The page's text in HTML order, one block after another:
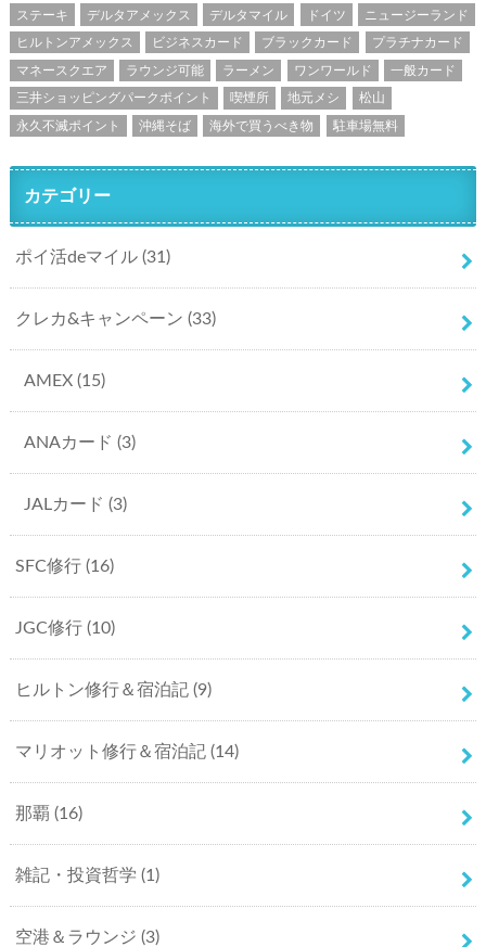
ステーキ デルタアメックス デルタマイル ドイツ ニュージーランド
ヒルトンアメックス ビジネスカード ブラックカード プラチナカード
マネースクエア ラウンジ可能 ラーメン ワンワールド 一般カード
三井ショッピングパークポイント 喫煙所 地元メシ 松山
永久不滅ポイント 沖縄そば 海外で買うべき物 駐車場無料
カテゴリー
ポイ活deマイル (31)
クレカ&キャンペーン (33)
AMEX (15)
ANAカード (3)
JALカード (3)
SFC修行 (16)
JGC修行 (10)
ヒルトン修行＆宿泊記 (9)
マリオット修行＆宿泊記 (14)
那覇 (16)
雑記・投資哲学 (1)
空港＆ラウンジ (3)